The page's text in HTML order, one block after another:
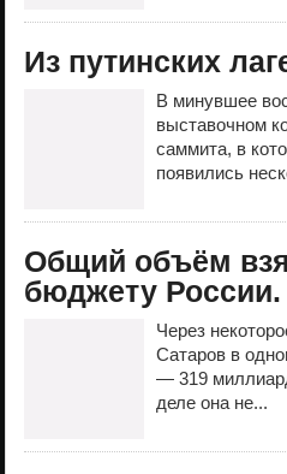
Из путинских
В минувшее
выставочном
саммита, в
появились
Общий объём
бюджету России.
Через
Сатаров в
— 319
деле она не...